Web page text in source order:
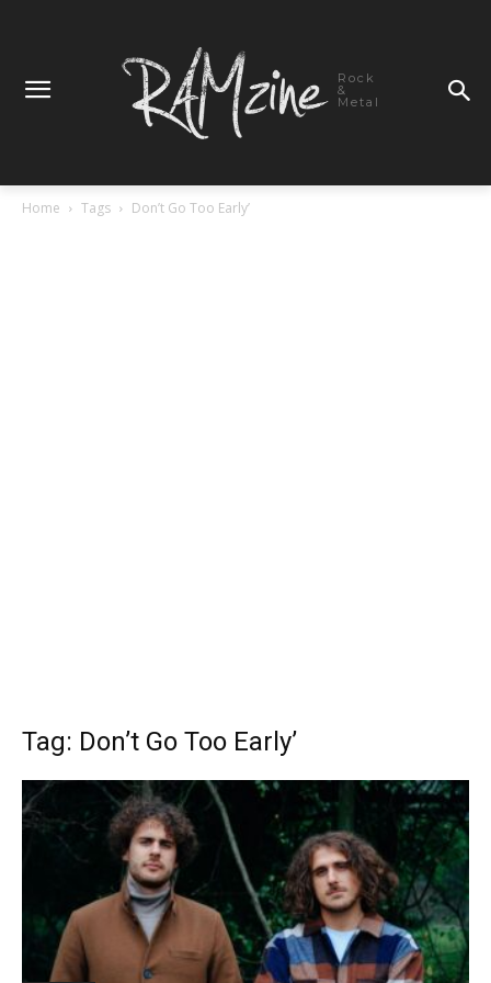
Rock
&
Metal
Home Tags Don’t Go Too Early’
Tag: Don’t Go Too Early’